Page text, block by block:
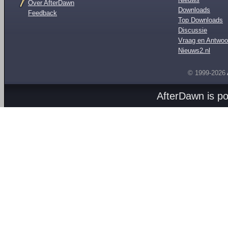
Over AfterDawn
Feedback
Downloads
Top Downloads
Discussie
Vraag en
Nieuws2.nl
© 1999-2026
AfterDawn is